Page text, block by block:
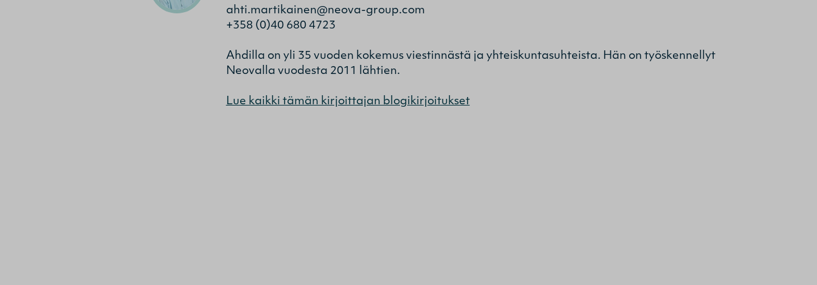
ahti.martikainen@neova-group.com
+358 (0)40 680 4723
Ahdilla on yli 35 vuoden kokemus viestinnästä ja yhteiskuntasuhteista. Hän on työskennellyt
Neovalla vuodesta 2011 lähtien.
Lue kaikki tämän kirjoittajan blogikirjoitukset